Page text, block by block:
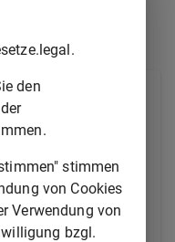
die Versteigerung
erhoben.
Beauftragter
den
stimmen
von Cookies
Verwendung von
bzgl.